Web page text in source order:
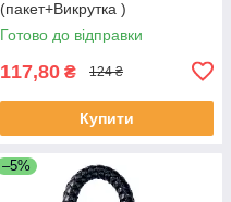
(пакет+Викрутка )
Готово до відправки
117,80 ₴ 124 ₴
Купити
–5%